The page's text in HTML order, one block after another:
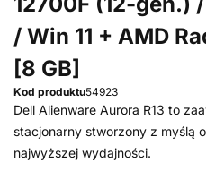
/ Win 11 + AMD
[8 GB]
Kod produktu54923
Dell Alienware Aurora R13 to
stacjonarny stworzony z myślą
najwyższej wydajności.